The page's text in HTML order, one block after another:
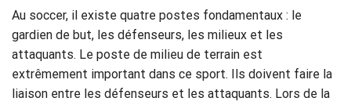
Au soccer, il existe quatre postes fondamentaux : le
gardien de but, les défenseurs, les milieux et les
attaquants. Le poste de milieu de terrain est
extrêmement important dans ce sport. Ils doivent faire la
liaison entre les défenseurs et les attaquants. Lors de la